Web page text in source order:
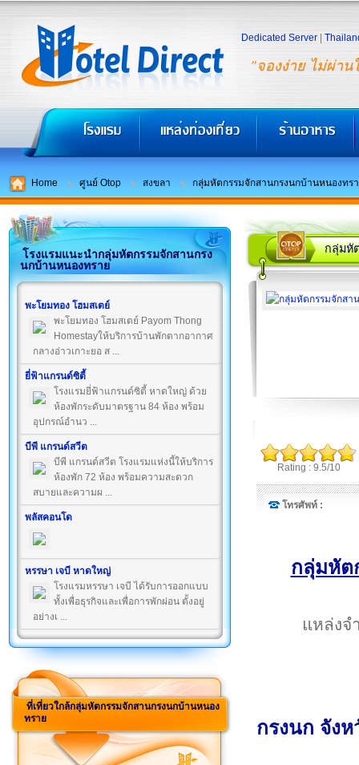
"จองง่าย ไม่ผ่าน
Dedicated Server
Home ศูนย์ Otop สงขลา กลุ่มหัตกรรมจักสานกรงนกบ้านหนองทร
โรงแรมแนะนำกลุ่มหัตกรรมจักสานกรง
นกบ้านหนองทราย
พะโยมทอง โฮมสเตย์
พะโยมทอง โฮมสเตย์ Payom Thong
Homestayให้บริการบ้านพักตากอากาศ
กลางอ่าวเกาะยอ ส ...
ยี่ฟ้าแกรนด์ซิตี้
โรงแรมยี่ฟ้าแกรนด์ซิตี้ หาดใหญ่ ด้วย
ห้องพักระดับมาตรฐาน 84 ห้อง พร้อม
อุปกรณ์อำนว ...
บีพี แกรนด์สวีต
บีพี แกรนด์สวีต โรงแรมแห่งนี้ให้บริการ
ห้องพัก 72 ห้อง พร้อมความสะดวก
สบายและความผ ...
พลัสคอนโด
หรรษา เจบี หาดใหญ่
โรงแรมหรรษา เจบี ได้รับการออกแบบ
ทั้งเพื่อธุรกิจและเพื่อการพักผ่อน ตั้งอยู่
อย่างเ ...
ที่เที่ยวใกล้กลุ่มหัตกรรมจักสานกรงนกบ้านหนอง
ทราย
กลุ่มหั
Rating : 9.5/10
โทรศัพท์ :
กลุ่มหัต
แหล่ง
กรงนก จัง